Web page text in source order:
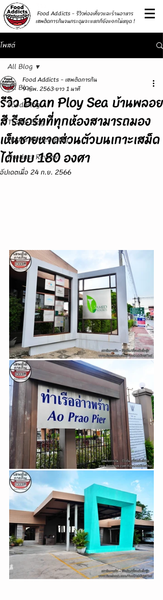
Food Addicts - รีวิวท่องเที่ยวและร้านอาหาร
เสพติดการกินจนกระดุมจะแหกก็ยังแ๑กไม่หยุด !
โพสต์
All Blog
Food Blog
Travel Blog
Hotels Review Blog
Product Review
All Blog
รีวิว Baan Ploy Sea บ้านพลอย
สี รีสอร์ทที่ทุกห้องสามารถมอง
เห็นชายหาดส่วนตัวบนเกาะเสม็ด
ได้แบบ 180 องศา
Food Addicts - เสพติดการกิน
9 ก.พ. 2563ยาว 1 นาที
อัปเดตเมื่อ 24 ก.ย. 2566